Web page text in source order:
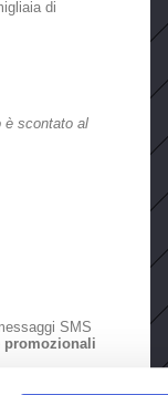
di
è scontato al
SMS
promozionali